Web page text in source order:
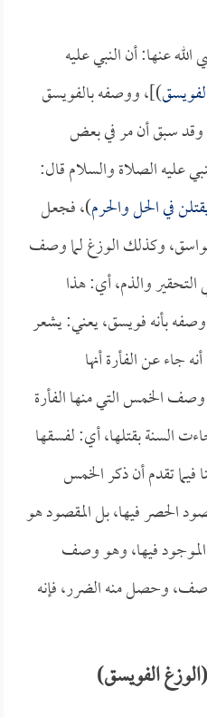
عنها: أن النبي عليه
)]، ووصفه بالفويسق
وقد سبق أن مر في بعض
عليه الصلاة والسلام قال:
في الحل والحرم)، فجعل
فواسق، وكذلك الوزغ لما وصف
والذم، أي: هذا
بأنه فويسق، يعني: يشعر
جاء عن الفأرة أنها
الخمس التي منها الفأرة
السنة بقتلها، أي: لفسقها
تقدم أن ذكر الخمس
الحصر فيها، بل المقصود هو
الموجود فيها، وهو وصف
وحصل منه الضرر، فإنه
الفويسق)